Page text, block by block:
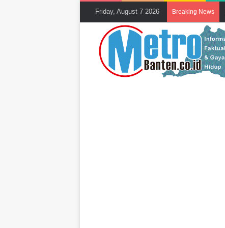
Friday, August 7 2026 Breaking News